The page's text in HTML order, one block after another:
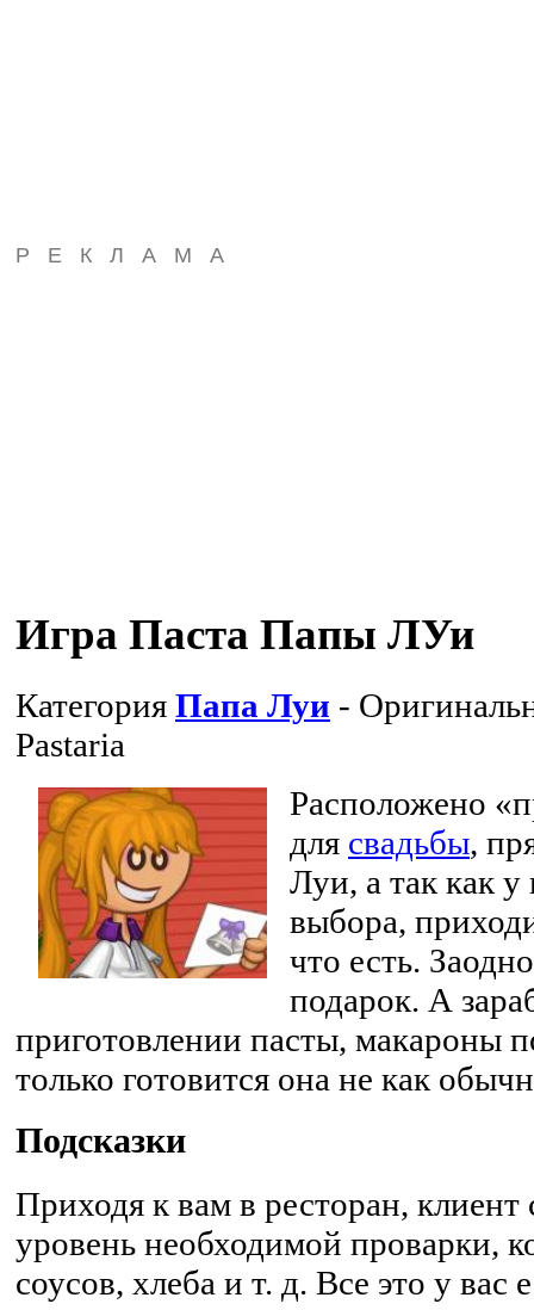
РЕКЛАМА
Игра Паста Папы ЛУи
Категория Папа Луи -
Pastaria
Расположено
для свадьбы,
Луи, а так как у
выбора,
что есть.
подарок. А
приготовлении пасты, макароны
только готовится она не как
Подсказки
Приходя к вам в ресторан, клиент
уровень необходимой проварки,
соусов, хлеба и т. д. Все это у вас